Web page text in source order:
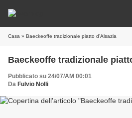
Casa » Baeckeoffe tradizionale piatto d'Alsazia
Baeckeoffe tradizionale
Pubblicato su 24/07/AM 00:01
Da Fulvio Nolli